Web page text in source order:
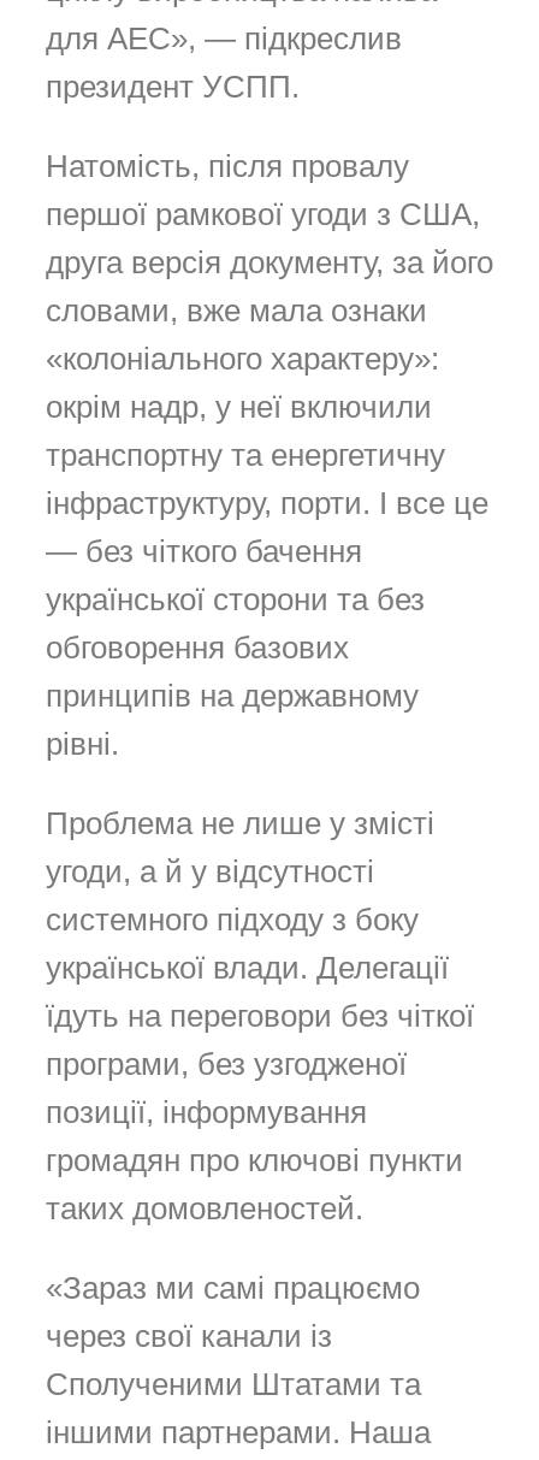
для АЕС», — підкреслив
президент УСПП.
Натомість, після провалу
першої рамкової угоди з США,
друга версія документу, за його
словами, вже мала ознаки
«колоніального характеру»:
окрім надр, у неї включили
транспортну та енергетичну
інфраструктуру, порти. І все це
— без чіткого бачення
української сторони та без
обговорення базових
принципів на державному
рівні.
Проблема не лише у змісті
угоди, а й у відсутності
системного підходу з боку
української влади. Делегації
їдуть на переговори без чіткої
програми, без узгодженої
позиції, інформування
громадян про ключові пункти
таких домовленостей.
«Зараз ми самі працюємо
через свої канали із
Сполученими Штатами та
іншими партнерами. Наша